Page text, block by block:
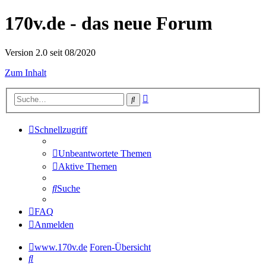
170v.de - das neue Forum
Version 2.0 seit 08/2020
Zum Inhalt
Suche
Schnellzugriff
Unbeantwortete Themen
Aktive Themen
Suche
FAQ
Anmelden
www.170v.de Foren-Übersicht
Suche